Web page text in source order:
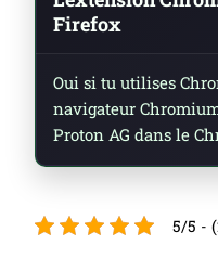
Firefox
Oui si tu utilises
navigateur
Proton AG dans le
5/5 -